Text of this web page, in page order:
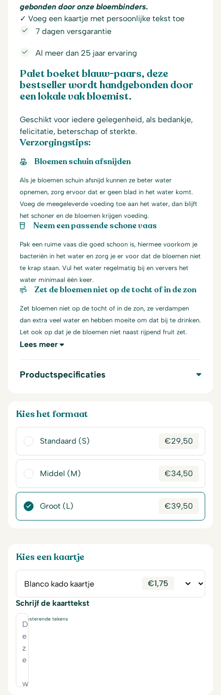
gebonden door onze bloembinders.
✓ Voeg een kaartje met persoonlijke tekst toe
7 dagen versgarantie
Al meer dan 25 jaar ervaring
Palet boeket blauw-paars, deze
bestseller wordt handgebonden door
een lokale vak bloemist.
Geschikt voor iedere gelegenheid, als bedankje,
felicitatie, beterschap of sterkte.
Verzorgingstips:
Bloemen schuin afsnijden
Als je bloemen schuin afsnijd kunnen ze beter water
opnemen, zorg ervoor dat er geen blad in het water komt.
Voeg de meegeleverde voeding toe aan het water, dan blijft
het schoner en de bloemen krijgen voeding.
Neem een passende schone vaas
Pak een ruime vaas die goed schoon is, hiermee voorkom je
bacteriën in het water en zorg je er voor dat de bloemen niet
te krap staan. Vul het water regelmatig bij en ververs het
water minimaal één keer.
Zet de bloemen niet op de tocht of in de zon
Zet bloemen niet op de tocht of in de zon, ze verdampen
dan extra veel water en hebben moeite om dat bij te drinken.
Let ook op dat je de bloemen niet naast rijpend fruit zet.
Lees meer
Productspecificaties
Kies het formaat
Standaard (S) €29,50
Middel (M) €34,50
Groot (L) €39,50
Kies een kaartje
€1,75
Schrijf de kaarttekst
resterende tekens